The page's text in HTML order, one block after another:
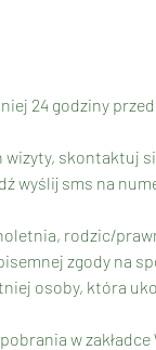
24 godziny
skontaktuj
wyślij sms na
rodzic/
zgody na
osoby, która
w zakładce